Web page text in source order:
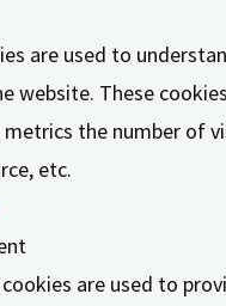
are used to
website. These
the number of
etc.
are used to